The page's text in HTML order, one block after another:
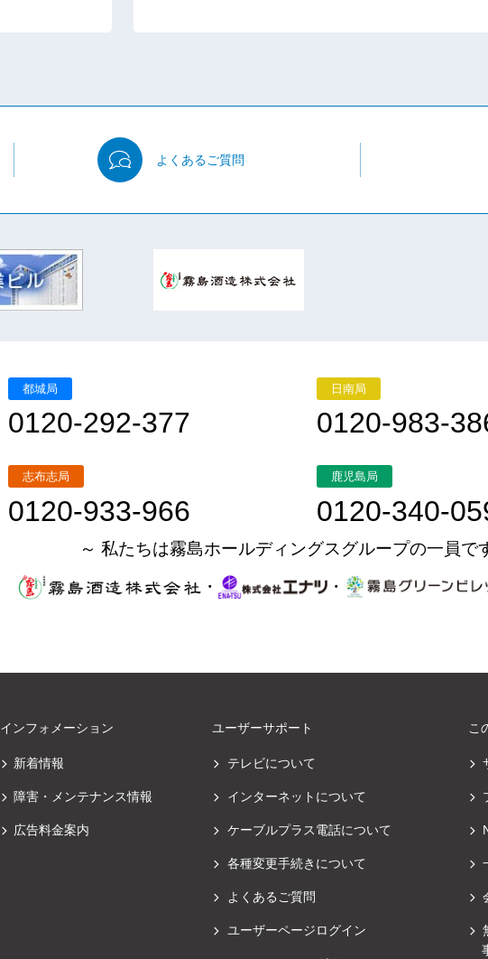
よくあるご質問
都城局
0120-292-377
日南局
0120-983-
志布志局
0120-933-966
鹿児島局
0120-340-
～ 私たちは霧島ホールディングスグループの一員で
・
・
インフォメーション
新着情報
障害・メンテナンス情報
広告料金案内
ユーザーサポート
テレビについて
インターネットについて
ケーブルプラス電話について
各種変更手続きについて
よくあるご質問
ユーザーページログイン
こ